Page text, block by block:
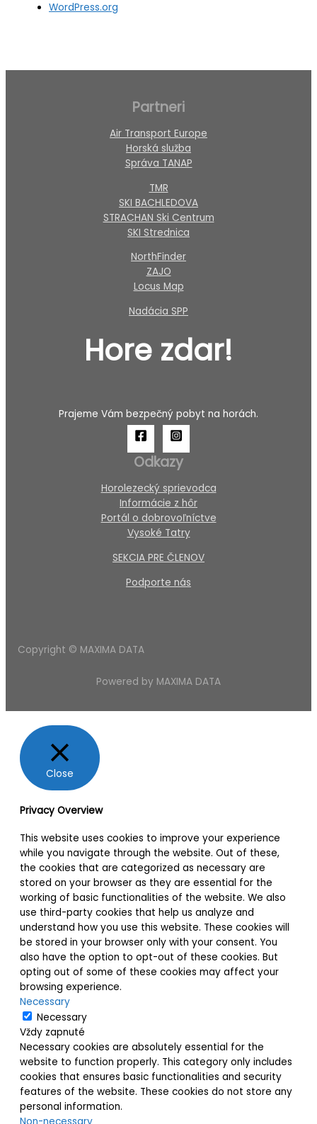
WordPress.org
Partneri
Air Transport Europe
Horská služba
Správa TANAP
TMR
SKI BACHLEDOVA
STRACHAN Ski Centrum
SKI Strednica
NorthFinder
ZAJO
Locus Map
Nadácia SPP
Hore zdar!
Prajeme Vám bezpečný pobyt na horách.
Odkazy
Horolezecký sprievodca
Informácie z hôr
Portál o dobrovoľníctve
Vysoké Tatry
SEKCIA PRE ČLENOV
Podporte nás
Copyright © MAXIMA DATA
Powered by MAXIMA DATA
Close
Privacy Overview
This website uses cookies to improve your experience
while you navigate through the website. Out of these,
the cookies that are categorized as necessary are
stored on your browser as they are essential for the
working of basic functionalities of the website. We also
use third-party cookies that help us analyze and
understand how you use this website. These cookies will
be stored in your browser only with your consent. You
also have the option to opt-out of these cookies. But
opting out of some of these cookies may affect your
browsing experience.
Necessary
Necessary
Vždy zapnuté
Necessary cookies are absolutely essential for the
website to function properly. This category only includes
cookies that ensures basic functionalities and security
features of the website. These cookies do not store any
personal information.